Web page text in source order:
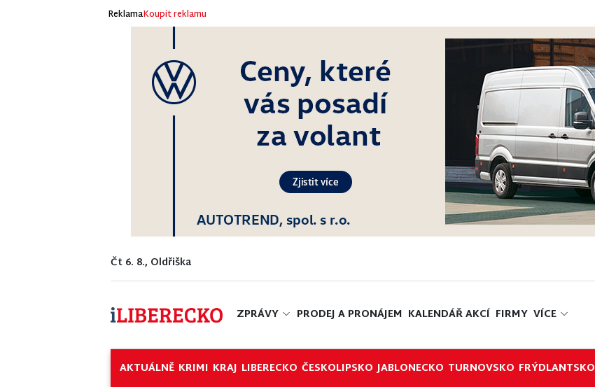
ReklamaKoupit reklamu
Čt 6. 8., Oldřiška
ZPRÁVY PRODEJ A PRONÁJEM KALENDÁŘ AKCÍ FIRMY VÍCE
AKTUÁLNĚ KRIMI KRAJ LIBERECKO ČESKOLIPSKO JABLONECKO TURNOVSKO FRÝDLANTSKO